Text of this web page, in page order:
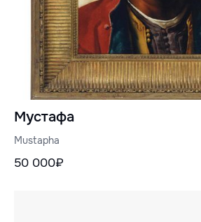
Мустафа
Mustapha
50 000₽